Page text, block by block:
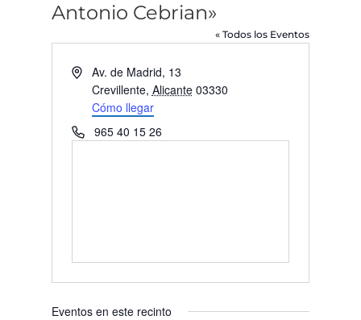
Antonio Cebrian»
« Todos los Eventos
Dirección
Av. de Madrid, 13
Crevillente, Alicante 03330
Cómo llegar
Teléfono965 40 15 26
Eventos en este recinto